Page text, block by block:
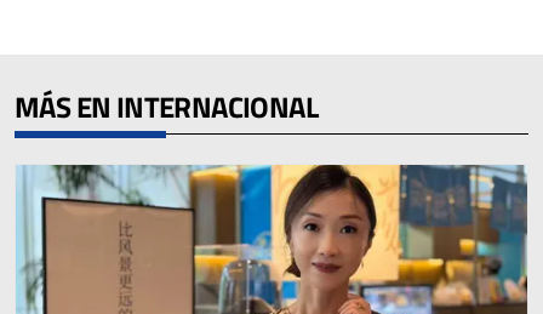
MÁS EN INTERNACIONAL